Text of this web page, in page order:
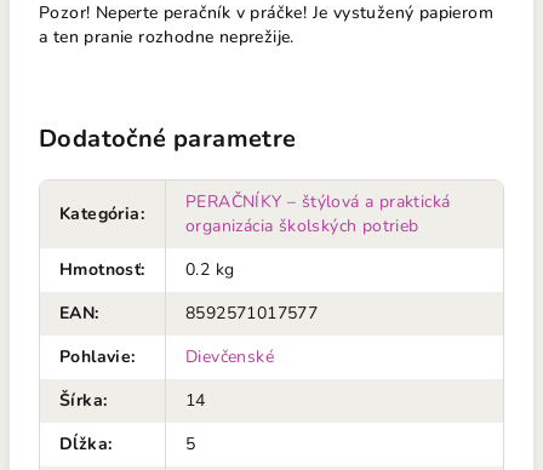
Pozor! Neperte peračník v práčke! Je vystužený papierom
a ten pranie rozhodne neprežije.
Dodatočné parametre
Kategória:
PERAČNÍKY – štýlová a praktická
organizácia školských potrieb
Hmotnosť:
0.2 kg
EAN:
8592571017577
Pohlavie:
Dievčenské
Šírka:
14
Dĺžka: 5